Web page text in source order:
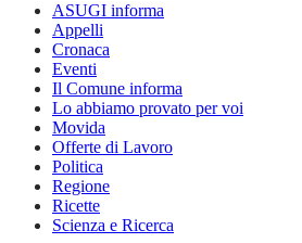
ASUGI informa
Appelli
Cronaca
Eventi
Il Comune informa
Lo abbiamo provato per voi
Movida
Offerte di Lavoro
Politica
Regione
Ricette
Scienza e Ricerca